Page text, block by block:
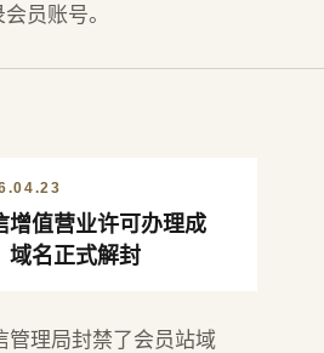
员账号。
增值营业许可办理成
域名正式解封
管理局封禁了会员站域